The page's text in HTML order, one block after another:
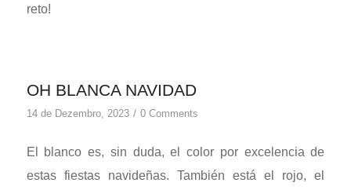
reto!
OH BLANCA NAVIDAD
14 de Dezembro, 2023 / 0 Comments
El blanco es, sin duda, el color por excelencia de
estas fiestas navideñas. También está el rojo, el